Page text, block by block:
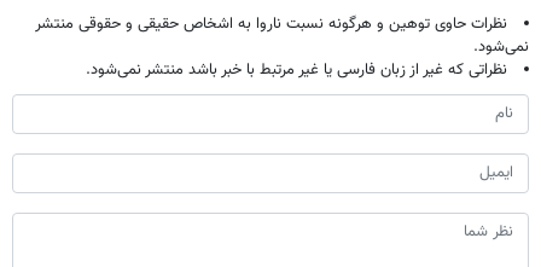
نظرات حاوی توهین و هرگونه نسبت ناروا به اشخاص حقیقی و حقوقی منتشر
نمی‌شود.
نظراتی که غیر از زبان فارسی یا غیر مرتبط با خبر باشد منتشر نمی‌شود.